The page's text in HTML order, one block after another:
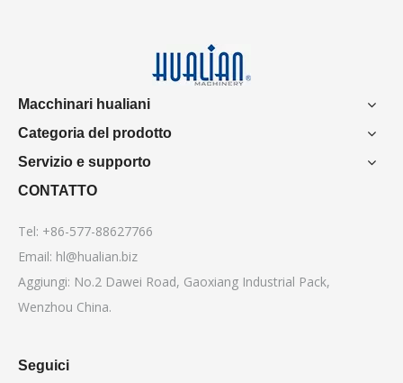
Macchinari hualiani
Categoria del prodotto
Servizio e supporto
CONTATTO
Tel: +86-577-88627766
Email: hl@hualian.biz
Aggiungi: No.2 Dawei Road, Gaoxiang Industrial Pack,
Wenzhou China.
Seguici